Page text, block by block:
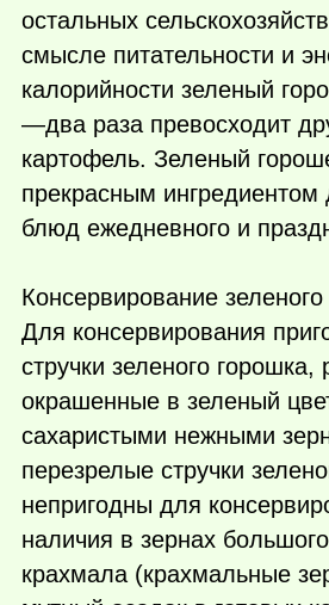
остальных
смысле питательности и
калорийности зеленый
—два раза превосходит
картофель. Зеленый
прекрасным ингредиентом
блюд ежедневного и
Консервирование
Для консервирования
стручки зеленого
окрашенные в зеленый
сахаристыми нежными
перезрелые стручки
непригодны для
наличия в зернах
крахмала (крахмальные